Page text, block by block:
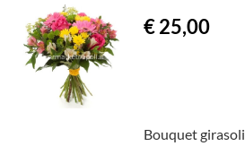
€ 25,00
Bouquet girasoli